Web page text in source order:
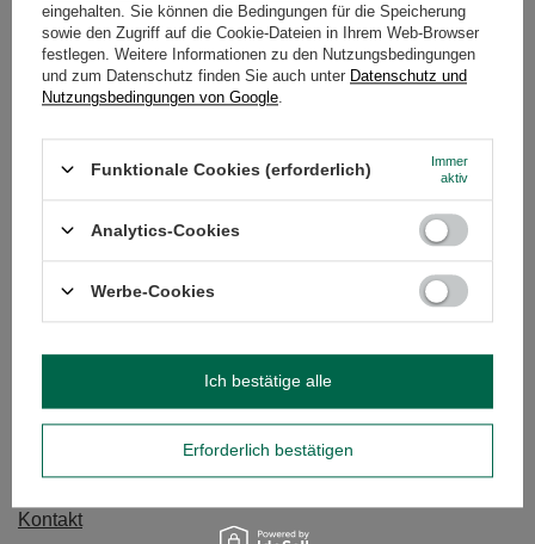
Impressumerstellt mit dem Trusted ShopsRechtstexter in Kooperation
mitWilde Beuger Solmecke Rechtsanwälte.
Bestellungsstatus
Ich möchte die Ware reklamieren
Ich möchte die Ware zurückgeben
Ich möchte die Ware umtauschen
Kontakt
eingehalten. Sie können die Bedingungen für die Speicherung
sowie den Zugriff auf die Cookie-Dateien in Ihrem Web-Browser
festlegen. Weitere Informationen zu den Nutzungsbedingungen
und zum Datenschutz finden Sie auch unter Datenschutz und
Nutzungsbedingungen von Google
Funktionale Cookies (erforderlich)
Immer
aktiv
Analytics-Cookies
Werbe-Cookies
Erforderlich bestätigen
Ich bestätige alle